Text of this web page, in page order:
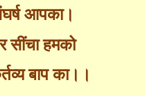
आपका।
हमको
बाप का।।